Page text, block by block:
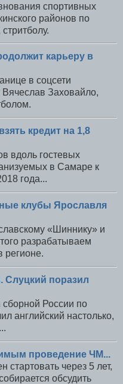
спортивных
районов по
карьеру в
в соцсети
Заховайло,
кредит на 1,8
вдоль гостевых
в Самаре к
года...
клубы Ярославля
«Шиннику» и
разрабатываем
регионе.
Слуцкий поразил
России по
английский настолько,
проведение ЧМ...
через 5 лет,
обсудить